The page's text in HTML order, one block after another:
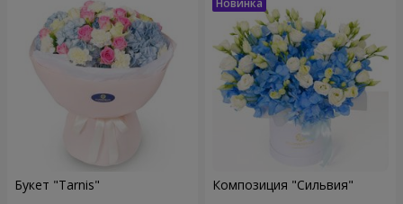
Букет "Tarnis" Композиция "Сильвия"